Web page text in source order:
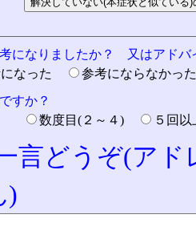
になりましたか？ 又はアドバ
になった
参考にならなか
すか？
数度目(２～４) ５回
言どうぞ(ア
)